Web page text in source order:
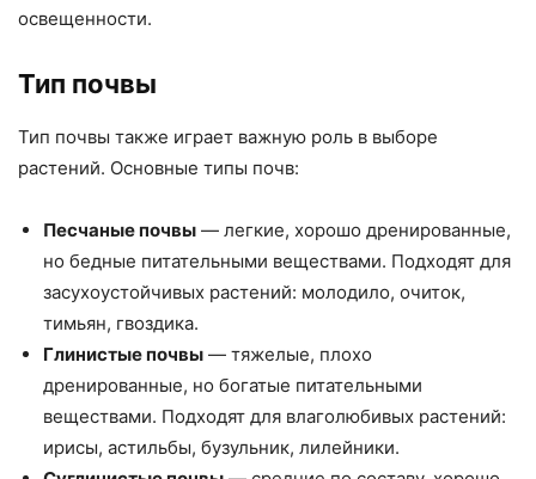
освещенности.
Тип почвы
Тип почвы также играет важную роль в выборе
растений. Основные типы почв:
Песчаные почвы — легкие, хорошо дренированные,
но бедные питательными веществами. Подходят для
засухоустойчивых растений: молодило, очиток,
тимьян, гвоздика.
Глинистые почвы — тяжелые, плохо
дренированные, но богатые питательными
веществами. Подходят для влаголюбивых растений:
ирисы, астильбы, бузульник, лилейники.